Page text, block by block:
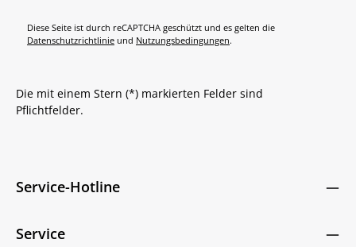
Diese Seite ist durch reCAPTCHA geschützt und es gelten die
Datenschutzrichtlinie und Nutzungsbedingungen.
Die mit einem Stern (*) markierten Felder sind
Pflichtfelder.
Service-Hotline
Service